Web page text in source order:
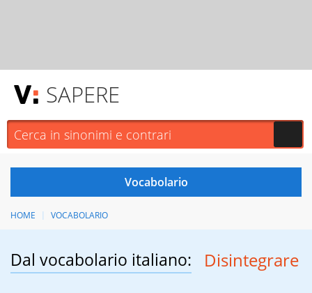
SAPERE
HOME VOCABOLARIO
Dal vocabolario italiano: Disintegrare